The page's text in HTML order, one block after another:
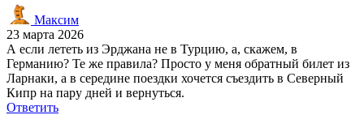
Максим
23 марта 2026
А если лететь из Эрджана не в Турцию, а, скажем, в
Германию? Те же правила? Просто у меня обратный билет из
Ларнаки, а в середине поездки хочется съездить в Северный
Кипр на пару дней и вернуться.
Ответить